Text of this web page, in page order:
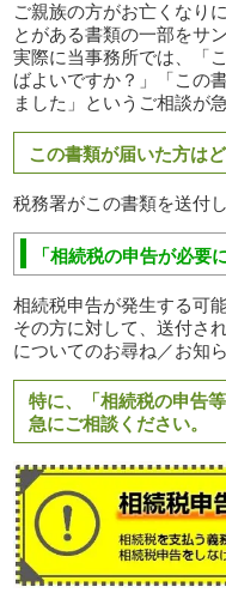
ご親族の方がお亡くなり
とがある書類の一部をサ
実際に当事務所では、「
ばよいですか？」「この
ました」というご相談が
この書類が届いた方は
税務署がこの書類を送付
「相続税の申告が必要
相続税申告が発生する可
その方に対して、送付さ
についてのお尋ね／お知
特に、「相続税の申告
急にご相談ください。